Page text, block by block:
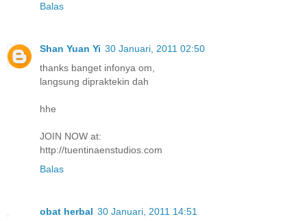
Balas
Shan Yuan Yi 30 Januari, 2011 02:50
thanks banget infonya om,
langsung dipraktekin dah
hhe
JOIN NOW at:
http://tuentinaenstudios.com
Balas
obat herbal 30 Januari, 2011 14:51